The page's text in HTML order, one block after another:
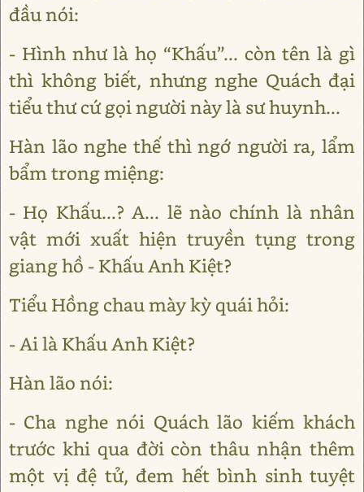
đầu nói:
- Hình như là họ “Khấu”... còn tên là gì
thì không biết, nhưng nghe Quách đại
tiểu thư cứ gọi người này là sư huynh...
Hàn lão nghe thế thì ngớ người ra, lẩm
bẩm trong miệng:
- Họ Khấu...? A... lẽ nào chính là nhân
vật mới xuất hiện truyền tụng trong
giang hồ - Khấu Anh Kiệt?
Tiểu Hồng chau mày kỳ quái hỏi:
- Ai là Khấu Anh Kiệt?
Hàn lão nói:
- Cha nghe nói Quách lão kiếm khách
trước khi qua đời còn thâu nhận thêm
một vị đệ tử, đem hết bình sinh tuyệt